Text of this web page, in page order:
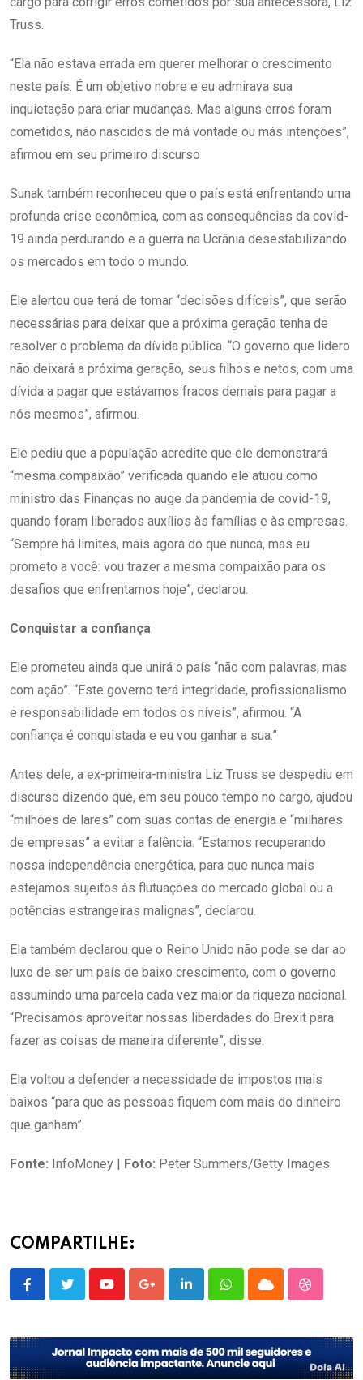
Truss.
“Ela não estava errada em querer melhorar o crescimento
neste país. É um objetivo nobre e eu admirava sua
inquietação para criar mudanças. Mas alguns erros foram
cometidos, não nascidos de má vontade ou más intenções”,
afirmou em seu primeiro discurso
Sunak também reconheceu que o país está enfrentando uma
profunda crise econômica, com as consequências da covid-
19 ainda perdurando e a guerra na Ucrânia desestabilizando
os mercados em todo o mundo.
Ele alertou que terá de tomar “decisões difíceis”, que serão
necessárias para deixar que a próxima geração tenha de
resolver o problema da dívida pública. “O governo que lidero
não deixará a próxima geração, seus filhos e netos, com uma
dívida a pagar que estávamos fracos demais para pagar a
nós mesmos”, afirmou.
Ele pediu que a população acredite que ele demonstrará
“mesma compaixão” verificada quando ele atuou como
ministro das Finanças no auge da pandemia de covid-19,
quando foram liberados auxílios às famílias e às empresas.
“Sempre há limites, mais agora do que nunca, mas eu
prometo a você: vou trazer a mesma compaixão para os
desafios que enfrentamos hoje”, declarou.
Conquistar a confiança
Ele prometeu ainda que unirá o país “não com palavras, mas
com ação”. “Este governo terá integridade, profissionalismo
e responsabilidade em todos os níveis”, afirmou. “A
confiança é conquistada e eu vou ganhar a sua.”
Antes dele, a ex-primeira-ministra Liz Truss se despediu em
discurso dizendo que, em seu pouco tempo no cargo, ajudou
“milhões de lares” com suas contas de energia e “milhares
de empresas” a evitar a falência. “Estamos recuperando
nossa independência energética, para que nunca mais
estejamos sujeitos às flutuações do mercado global ou a
potências estrangeiras malignas”, declarou.
Ela também declarou que o Reino Unido não pode se dar ao
luxo de ser um país de baixo crescimento, com o governo
assumindo uma parcela cada vez maior da riqueza nacional.
“Precisamos aproveitar nossas liberdades do Brexit para
fazer as coisas de maneira diferente”, disse.
Ela voltou a defender a necessidade de impostos mais
baixos “para que as pessoas fiquem com mais do dinheiro
que ganham”.
Fonte: InfoMoney | Foto: Peter Summers/Getty Images
COMPARTILHE:
YoutubeGoogle+LinkedInWhatsappCloud